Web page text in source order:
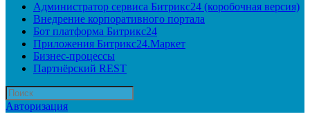
Администратор сервиса Битрикс24 (коробочная версия)
Внедрение корпоративного портала
Бот платформа Битрикс24
Приложения Битрикс24.Маркет
Бизнес-процессы
Партнёрский REST
Авторизация